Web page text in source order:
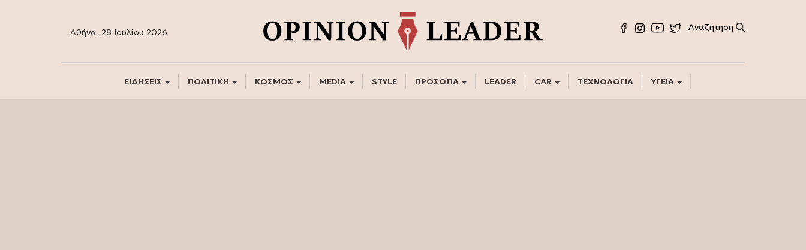
Αθήνα, 28 Ιουλίου 2026
ΕΙΔΗΣΕΙΣ ΠΟΛΙΤΙΚΗ ΚΟΣΜΟΣ MEDIA STYLE ΠΡΟΣΩΠΑ LEADER CAR ΤΕΧΝΟΛΟΓΙΑ ΥΓΕΙΑ